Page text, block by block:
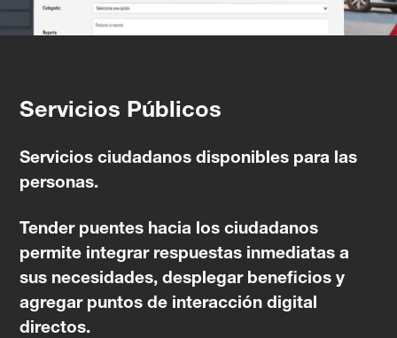
Servicios Públicos
Servicios ciudadanos disponibles para las
personas.
Tender puentes hacia los ciudadanos
permite integrar respuestas inmediatas a
sus necesidades, desplegar beneficios y
agregar puntos de interacción digital
directos.